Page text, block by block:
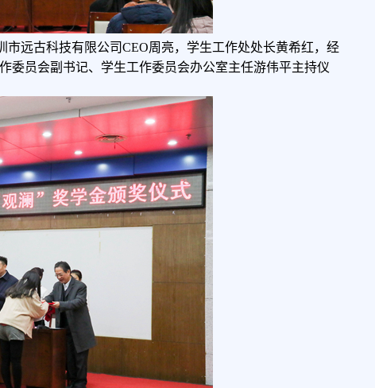
市远古科技有限公司CEO周亮，学生工作处处长黄希红，经
委员会副书记、学生工作委员会办公室主任游伟平主持仪